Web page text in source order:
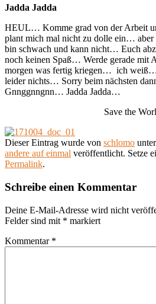
Jadda Jadda
HEUL… Komme grad von der Arbeit
plant mich mal nicht zu dolle ein…
bin schwach und kann nicht… Euch
noch keinen Spaß… Werde gerade mit
morgen was fertig kriegen… ich
leider nichts… Sorry beim nächsten
Gnnggnngnn… Jadda Jadda…
Save the
Dieser Eintrag wurde von schlomo unter
andere auf einmal veröffentlicht. Setze
Permalink.
Schreibe einen Kommentar
Deine E-Mail-Adresse wird nicht
Felder sind mit * markiert
Kommentar *